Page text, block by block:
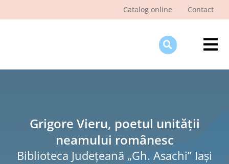
Catalog online Contact
Grigore Vieru, poetul unității
neamului românesc
Biblioteca Judeţeană „Gh. Asachi” Iaşi